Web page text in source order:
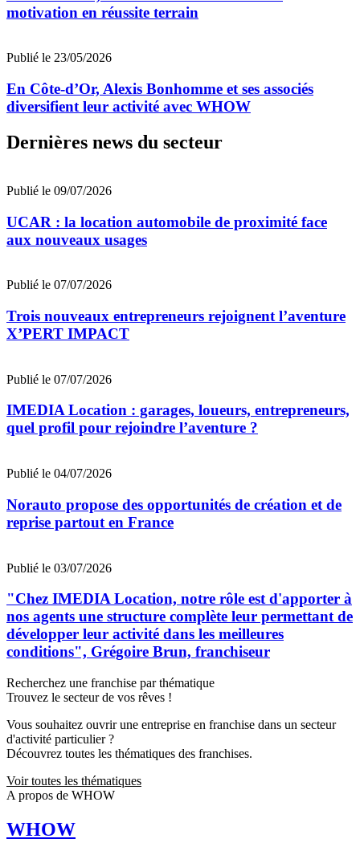
motivation en réussite terrain
Publié le 23/05/2026
En Côte-d’Or, Alexis Bonhomme et ses associés
diversifient leur activité avec WHOW
Dernières news du secteur
Publié le 09/07/2026
UCAR : la location automobile de proximité face
aux nouveaux usages
Publié le 07/07/2026
Trois nouveaux entrepreneurs rejoignent l’aventure
X’PERT IMPACT
Publié le 07/07/2026
IMEDIA Location : garages, loueurs, entrepreneurs,
quel profil pour rejoindre l’aventure ?
Publié le 04/07/2026
Norauto propose des opportunités de création et de
reprise partout en France
Publié le 03/07/2026
"Chez IMEDIA Location, notre rôle est d'apporter à
nos agents une structure complète leur permettant de
développer leur activité dans les meilleures
conditions", Grégoire Brun, franchiseur
Recherchez une franchise par thématique
Trouvez le secteur de vos rêves !
Vous souhaitez ouvrir une entreprise en franchise dans un secteur
d'activité particulier ?
Découvrez toutes les thématiques des franchises.
Voir toutes les thématiques
A propos de WHOW
WHOW